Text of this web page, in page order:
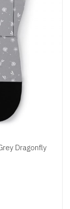
Dragonfly